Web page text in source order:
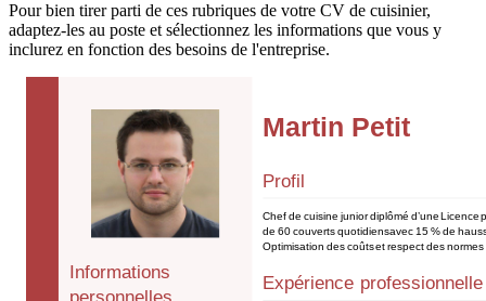
Pour bien tirer parti de ces rubriques de votre CV de cuisinier,
adaptez-les au poste et sélectionnez les informations que vous y
inclurez en fonction des besoins de l'entreprise.